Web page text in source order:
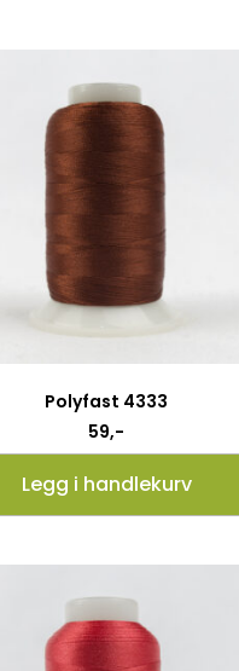
Polyfast 4333
59,-
Legg i handlekurv